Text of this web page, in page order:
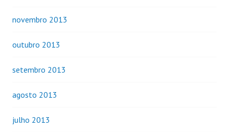
novembro 2013
outubro 2013
setembro 2013
agosto 2013
julho 2013